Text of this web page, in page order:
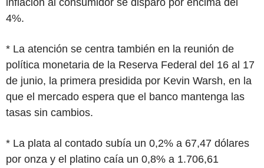
4%.
* La atención se centra también en la reunión de
política monetaria de la Reserva Federal del 16 al 17
de junio, la primera presidida por Kevin Warsh, en la
que el mercado espera que el banco mantenga las
tasas sin cambios.
* La plata al contado subía un 0,2% a 67,47 dólares
por onza y el platino caía un 0,8% a 1.706,61